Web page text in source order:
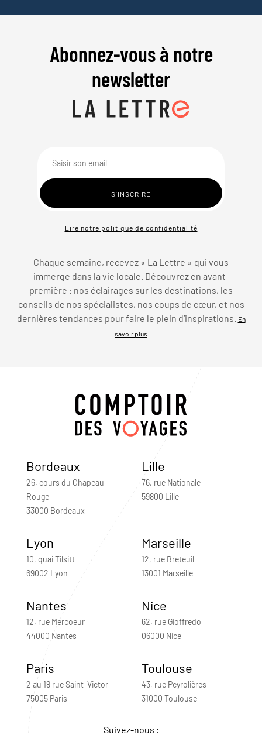
Abonnez-vous à notre
newsletter
Lire notre politique de confidentialité
Chaque semaine, recevez « La Lettre » qui vous
immerge dans la vie locale. Découvrez en avant-
première : nos éclairages sur les destinations, les
conseils de nos spécialistes, nos coups de cœur, et nos
dernières tendances pour faire le plein d’inspirations.
En
savoir plus
Bordeaux
26, cours du Chapeau-
Rouge
33000 Bordeaux
Lille
76, rue Nationale
59800 Lille
Lyon
10, quai Tilsitt
69002 Lyon
Marseille
12, rue Breteuil
13001 Marseille
Nantes
12, rue Mercoeur
44000 Nantes
Nice
62, rue Gioffredo
06000 Nice
Paris
2 au 18 rue Saint-Victor
75005 Paris
Toulouse
43, rue Peyrolières
31000 Toulouse
Suivez-nous :